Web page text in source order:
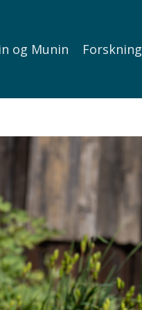
og Munin Forskning